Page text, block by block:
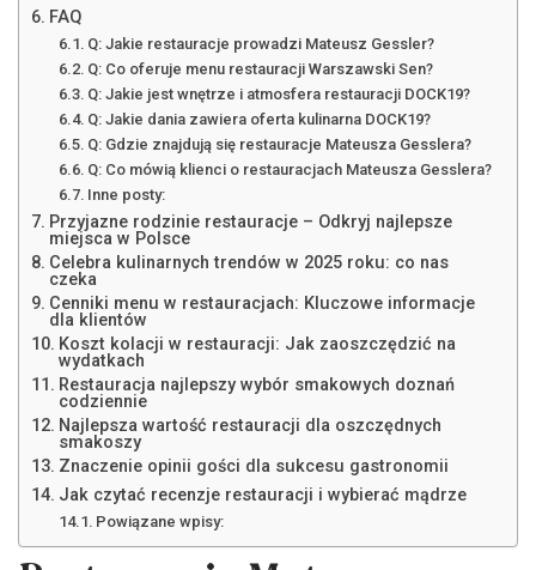
FAQ
Q: Jakie restauracje prowadzi Mateusz Gessler?
Q: Co oferuje menu restauracji Warszawski Sen?
Q: Jakie jest wnętrze i atmosfera restauracji DOCK19?
Q: Jakie dania zawiera oferta kulinarna DOCK19?
Q: Gdzie znajdują się restauracje Mateusza Gesslera?
Q: Co mówią klienci o restauracjach Mateusza Gesslera?
Inne posty:
Przyjazne rodzinie restauracje – Odkryj najlepsze
miejsca w Polsce
Celebra kulinarnych trendów w 2025 roku: co nas
czeka
Cenniki menu w restauracjach: Kluczowe informacje
dla klientów
Koszt kolacji w restauracji: Jak zaoszczędzić na
wydatkach
Restauracja najlepszy wybór smakowych doznań
codziennie
Najlepsza wartość restauracji dla oszczędnych
smakoszy
Znaczenie opinii gości dla sukcesu gastronomii
Jak czytać recenzje restauracji i wybierać mądrze
Powiązane wpisy: